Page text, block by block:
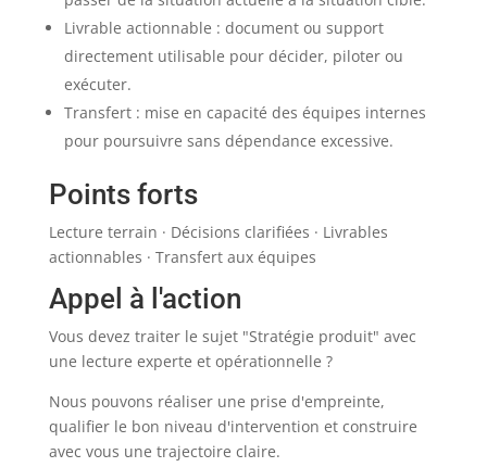
Livrable actionnable : document ou support
directement utilisable pour décider, piloter ou
exécuter.
Transfert : mise en capacité des équipes internes
pour poursuivre sans dépendance excessive.
Points forts
Lecture terrain · Décisions clarifiées · Livrables
actionnables · Transfert aux équipes
Appel à l'action
Vous devez traiter le sujet "Stratégie produit" avec
une lecture experte et opérationnelle ?
Nous pouvons réaliser une prise d'empreinte,
qualifier le bon niveau d'intervention et construire
avec vous une trajectoire claire.